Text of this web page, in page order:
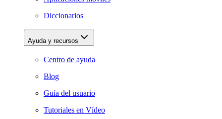
Diccionarios
Ayuda y recursos
Centro de ayuda
Blog
Guía del usuario
Tutoriales en Vídeo